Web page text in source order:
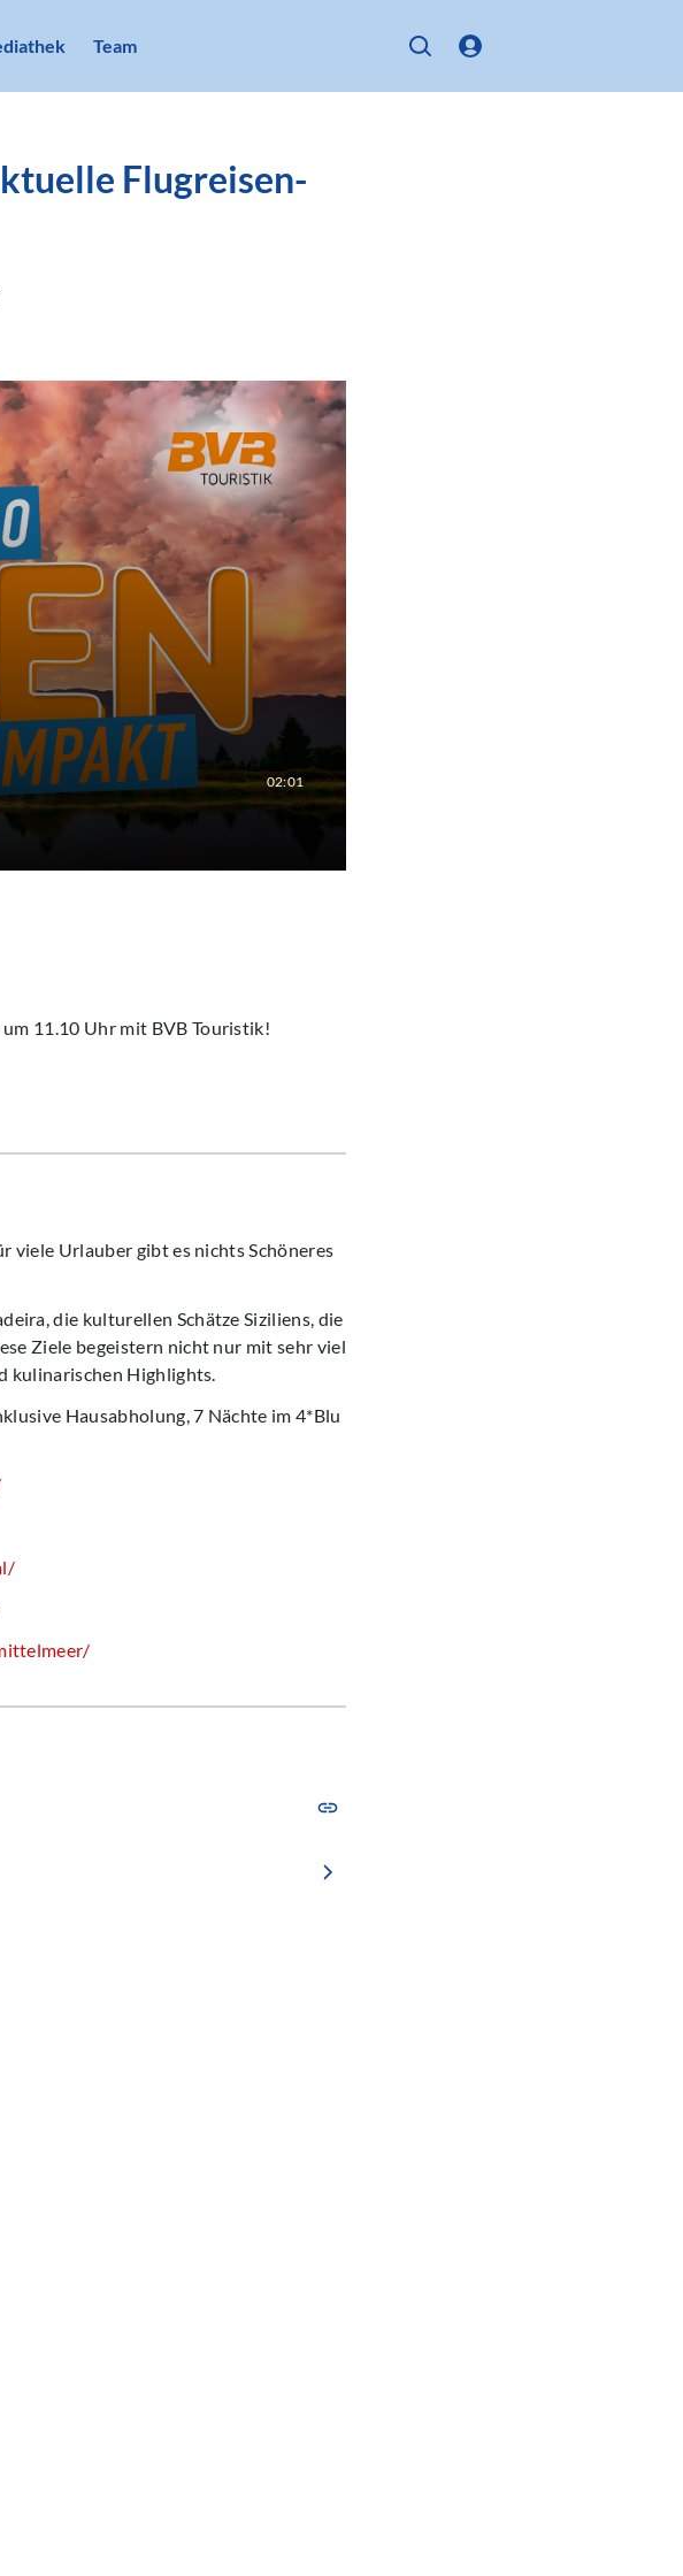
Team
02:01
Flugreisen-
11.10 Uhr mit BVB Touristik!
viele Urlauber gibt es nichts Schöneres
die kulturellen Schätze Siziliens, die
Ziele begeistern nicht nur mit sehr viel
kulinarischen Highlights.
Hausabholung, 7 Nächte im 4*Blu